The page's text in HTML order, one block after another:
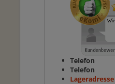
Telefon
Telefon